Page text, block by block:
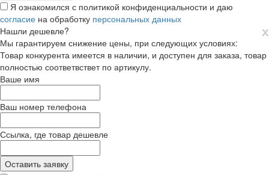
Я ознакомился с политикой конфиденциальности и даю
согласие на обработку персональных данных
х
Нашли дешевле?
Мы гарантируем снижение цены, при следующих условиях:
Товар конкурента имеется в наличии, и доступен для заказа, товар
полностью соответвствет по артикулу.
Ваше имя
Ваш номер телефона
Ссылка, где товар дешевле